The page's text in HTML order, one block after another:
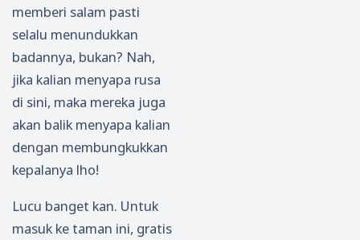
memberi salam pasti
selalu menundukkan
badannya, bukan? Nah,
jika kalian menyapa rusa
di sini, maka mereka juga
akan balik menyapa kalian
dengan membungkukkan
kepalanya lho!
Lucu banget kan. Untuk
masuk ke taman ini, gratis